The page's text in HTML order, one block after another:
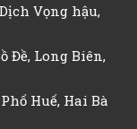
Vọng hậu,
Đề, Long Biên,
Huế, Hai Bà